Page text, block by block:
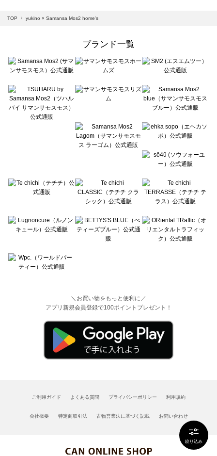
絞り込み
Samansa Mos2 blue（サマンサモスモス ブルー）の一覧
Te chichi（テチチ）の一覧
Te chichi CLASSIC（テチチ クラシック）の一覧
Lugnoncure（ルノンキュール）の一覧
BETTY'S BLUE（べティーズブルー）の一覧
Wpc.（ワールドパーティー）の一覧
TOP yukino × Samansa Mos2 home's
ブランド一覧
＼お買い物をもっと便利に／
アプリ新規会員登録で100ポイントプレゼント！
ご利用ガイド よくある質問 プライバシーポリシー 利用規約
会社概要 特定商取引法 古物営業法に基づく記載 お問い合わせ